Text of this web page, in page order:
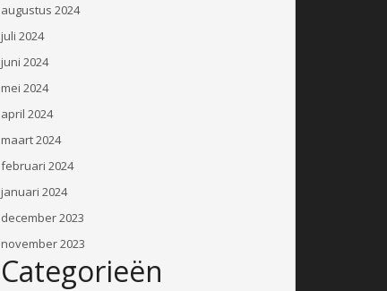
augustus 2024
juli 2024
juni 2024
mei 2024
april 2024
maart 2024
februari 2024
januari 2024
december 2023
november 2023
Categorieën